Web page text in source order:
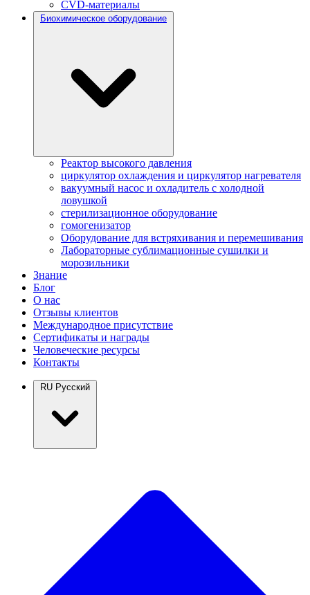
CVD-материалы
Биохимическое оборудование
Реактор высокого давления
циркулятор охлаждения и циркулятор нагревателя
вакуумный насос и охладитель с холодной
ловушкой
стерилизационное оборудование
гомогенизатор
Оборудование для встряхивания и перемешивания
Лабораторные сублимационные сушилки и
морозильники
Знание
Блог
О нас
Отзывы клиентов
Международное присутствие
Сертификаты и награды
Человеческие ресурсы
Контакты
RU Русский